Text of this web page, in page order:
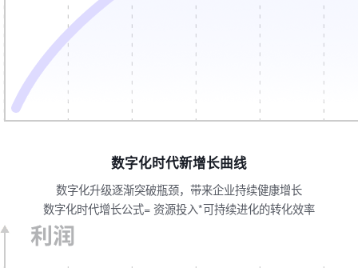
数字化时代新增长曲线
数字化升级逐渐突破瓶颈，带来企业持续健康增长
数字化时代增长公式= 资源投入*可持续进化的转化效率